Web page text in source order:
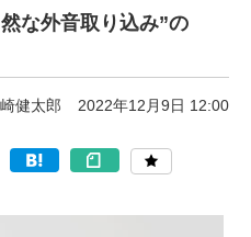
な外音取り込み”の
健太郎 2022年12月9日 12:00